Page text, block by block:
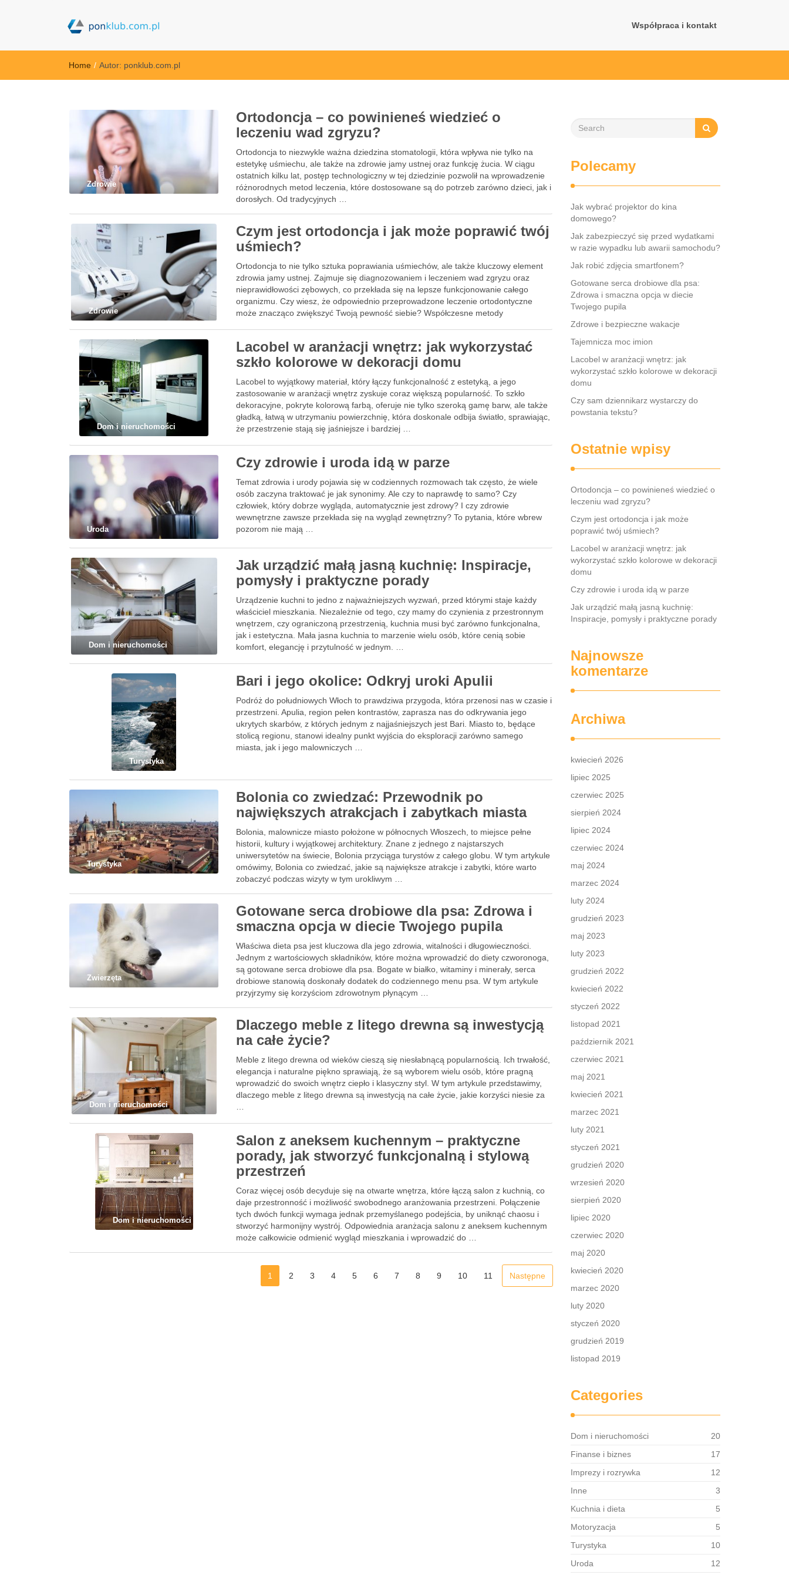
Współpraca i kontakt
Home / Autor: ponklub.com.pl
Zdrowie
Ortodoncja – co powinieneś wiedzieć o
leczeniu wad zgryzu?
Ortodoncja to niezwykle ważna dziedzina stomatologii, która wpływa nie tylko na
estetykę uśmiechu, ale także na zdrowie jamy ustnej oraz funkcję żucia. W ciągu
ostatnich kilku lat, postęp technologiczny w tej dziedzinie pozwolił na wprowadzenie
różnorodnych metod leczenia, które dostosowane są do potrzeb zarówno dzieci, jak i
dorosłych. Od tradycyjnych …
Zdrowie
Czym jest ortodoncja i jak może poprawić twój
uśmiech?
Ortodoncja to nie tylko sztuka poprawiania uśmiechów, ale także kluczowy element
zdrowia jamy ustnej. Zajmuje się diagnozowaniem i leczeniem wad zgryzu oraz
nieprawidłowości zębowych, co przekłada się na lepsze funkcjonowanie całego
organizmu. Czy wiesz, że odpowiednio przeprowadzone leczenie ortodontyczne
może znacząco zwiększyć Twoją pewność siebie? Współczesne metody
Dom i nieruchomości
Lacobel w aranżacji wnętrz: jak wykorzystać
szkło kolorowe w dekoracji domu
Lacobel to wyjątkowy materiał, który łączy funkcjonalność z estetyką, a jego
zastosowanie w aranżacji wnętrz zyskuje coraz większą popularność. To szkło
dekoracyjne, pokryte kolorową farbą, oferuje nie tylko szeroką gamę barw, ale także
gładką, łatwą w utrzymaniu powierzchnię, która doskonale odbija światło, sprawiając,
że przestrzenie stają się jaśniejsze i bardziej …
Uroda
Czy zdrowie i uroda idą w parze
Temat zdrowia i urody pojawia się w codziennych rozmowach tak często, że wiele
osób zaczyna traktować je jak synonimy. Ale czy to naprawdę to samo? Czy
człowiek, który dobrze wygląda, automatycznie jest zdrowy? I czy zdrowie
wewnętrzne zawsze przekłada się na wygląd zewnętrzny? To pytania, które wbrew
pozorom nie mają …
Dom i nieruchomości
Jak urządzić małą jasną kuchnię: Inspiracje,
pomysły i praktyczne porady
Urządzenie kuchni to jedno z najważniejszych wyzwań, przed którymi staje każdy
właściciel mieszkania. Niezależnie od tego, czy mamy do czynienia z przestronnym
wnętrzem, czy ograniczoną przestrzenią, kuchnia musi być zarówno funkcjonalna,
jak i estetyczna. Mała jasna kuchnia to marzenie wielu osób, które cenią sobie
komfort, elegancję i przytulność w jednym. …
Turystyka
Bari i jego okolice: Odkryj uroki Apulii
Podróż do południowych Włoch to prawdziwa przygoda, która przenosi nas w czasie i
przestrzeni. Apulia, region pełen kontrastów, zaprasza nas do odkrywania jego
ukrytych skarbów, z których jednym z najjaśniejszych jest Bari. Miasto to, będące
stolicą regionu, stanowi idealny punkt wyjścia do eksploracji zarówno samego
miasta, jak i jego malowniczych …
Turystyka
Bolonia co zwiedzać: Przewodnik po
największych atrakcjach i zabytkach miasta
Bolonia, malownicze miasto położone w północnych Włoszech, to miejsce pełne
historii, kultury i wyjątkowej architektury. Znane z jednego z najstarszych
uniwersytetów na świecie, Bolonia przyciąga turystów z całego globu. W tym artykule
omówimy, Bolonia co zwiedzać, jakie są największe atrakcje i zabytki, które warto
zobaczyć podczas wizyty w tym urokliwym …
Zwierzęta
Gotowane serca drobiowe dla psa: Zdrowa i
smaczna opcja w diecie Twojego pupila
Właściwa dieta psa jest kluczowa dla jego zdrowia, witalności i długowieczności.
Jednym z wartościowych składników, które można wprowadzić do diety czworonoga,
są gotowane serca drobiowe dla psa. Bogate w białko, witaminy i minerały, serca
drobiowe stanowią doskonały dodatek do codziennego menu psa. W tym artykule
przyjrzymy się korzyściom zdrowotnym płynącym …
Dom i nieruchomości
Dlaczego meble z litego drewna są inwestycją
na całe życie?
Meble z litego drewna od wieków cieszą się niesłabnącą popularnością. Ich trwałość,
elegancja i naturalne piękno sprawiają, że są wyborem wielu osób, które pragną
wprowadzić do swoich wnętrz ciepło i klasyczny styl. W tym artykule przedstawimy,
dlaczego meble z litego drewna są inwestycją na całe życie, jakie korzyści niesie za
Dom i nieruchomości
Salon z aneksem kuchennym – praktyczne
porady, jak stworzyć funkcjonalną i stylową
przestrzeń
Coraz więcej osób decyduje się na otwarte wnętrza, które łączą salon z kuchnią, co
daje przestronność i możliwość swobodnego aranżowania przestrzeni. Połączenie
tych dwóch funkcji wymaga jednak przemyślanego podejścia, by uniknąć chaosu i
stworzyć harmonijny wystrój. Odpowiednia aranżacja salonu z aneksem kuchennym
może całkowicie odmienić wygląd mieszkania i wprowadzić do …
1 2 3 4 5 6 7 8 9 10 11 Następne
Polecamy
Jak wybrać projektor do kina
domowego?
Jak zabezpieczyć się przed wydatkami
w razie wypadku lub awarii samochodu?
Jak robić zdjęcia smartfonem?
Gotowane serca drobiowe dla psa:
Zdrowa i smaczna opcja w diecie
Twojego pupila
Zdrowe i bezpieczne wakacje
Tajemnicza moc imion
Lacobel w aranżacji wnętrz: jak
wykorzystać szkło kolorowe w dekoracji
domu
Czy sam dziennikarz wystarczy do
powstania tekstu?
Ostatnie wpisy
Ortodoncja – co powinieneś wiedzieć o
leczeniu wad zgryzu?
Czym jest ortodoncja i jak może
poprawić twój uśmiech?
Lacobel w aranżacji wnętrz: jak
wykorzystać szkło kolorowe w dekoracji
domu
Czy zdrowie i uroda idą w parze
Jak urządzić małą jasną kuchnię:
Inspiracje, pomysły i praktyczne porady
Najnowsze
komentarze
Archiwa
kwiecień 2026
lipiec 2025
czerwiec 2025
sierpień 2024
lipiec 2024
czerwiec 2024
maj 2024
marzec 2024
luty 2024
grudzień 2023
maj 2023
luty 2023
grudzień 2022
kwiecień 2022
styczeń 2022
listopad 2021
październik 2021
czerwiec 2021
maj 2021
kwiecień 2021
marzec 2021
luty 2021
styczeń 2021
grudzień 2020
wrzesień 2020
sierpień 2020
lipiec 2020
czerwiec 2020
maj 2020
kwiecień 2020
marzec 2020
luty 2020
styczeń 2020
grudzień 2019
listopad 2019
Categories
Dom i nieruchomości
20
Finanse i biznes
17
Imprezy i rozrywka
12
Inne
3
Kuchnia i dieta
5
Motoryzacja
5
Turystyka
10
Uroda
12